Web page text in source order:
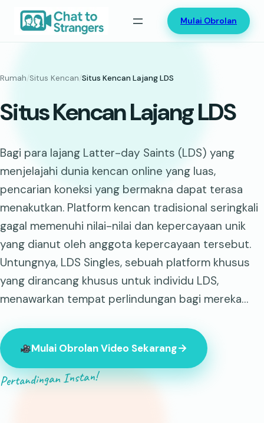
Lewati
Mulai Obrolan
Rumah/Situs Kencan/Situs Kencan Lajang LDS
Situs Kencan Lajang LDS
Bagi para lajang Latter-day Saints (LDS) yang
menjelajahi dunia kencan online yang luas,
pencarian koneksi yang bermakna dapat terasa
menakutkan. Platform kencan tradisional seringkali
gagal memenuhi nilai-nilai dan kepercayaan unik
yang dianut oleh anggota kepercayaan tersebut.
Untungnya, LDS Singles, sebuah platform khusus
yang dirancang khusus untuk individu LDS,
menawarkan tempat perlindungan bagi mereka…
Mulai Obrolan Video Sekarang
Pertandingan Instan!